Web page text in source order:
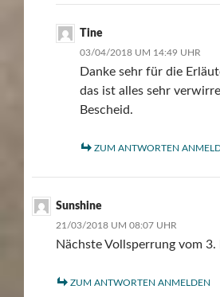
Tine
03/04/2018 UM 14:49 UHR
Danke sehr für die
das ist alles sehr
Bescheid.
ZUM ANTWORTEN
Sunshine
21/03/2018 UM 08:07 UHR
Nächste Vollsperrung vom 3.
ZUM ANTWORTEN ANMELDEN